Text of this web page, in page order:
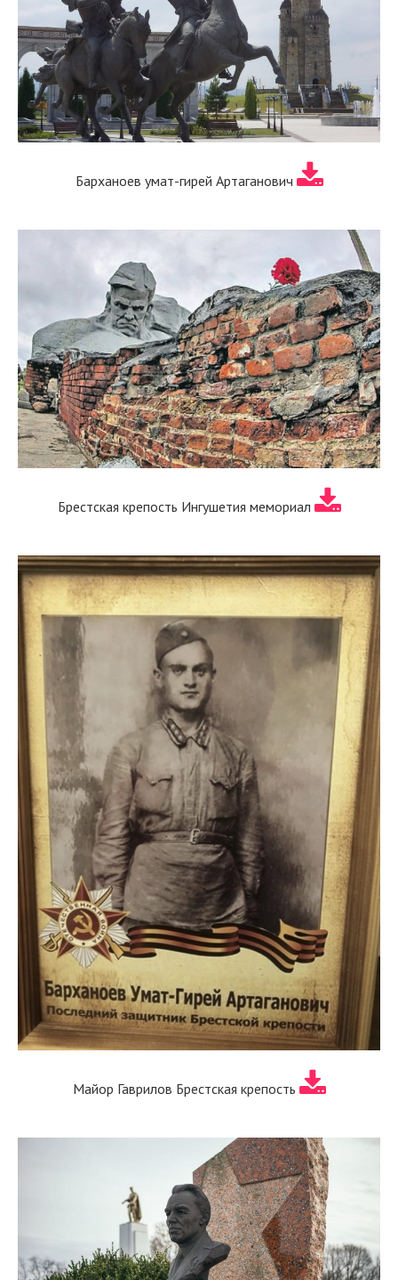
Барханоев умат-гирей Артаганович
Брестская крепость Ингушетия мемориал
Майор Гаврилов Брестская крепость